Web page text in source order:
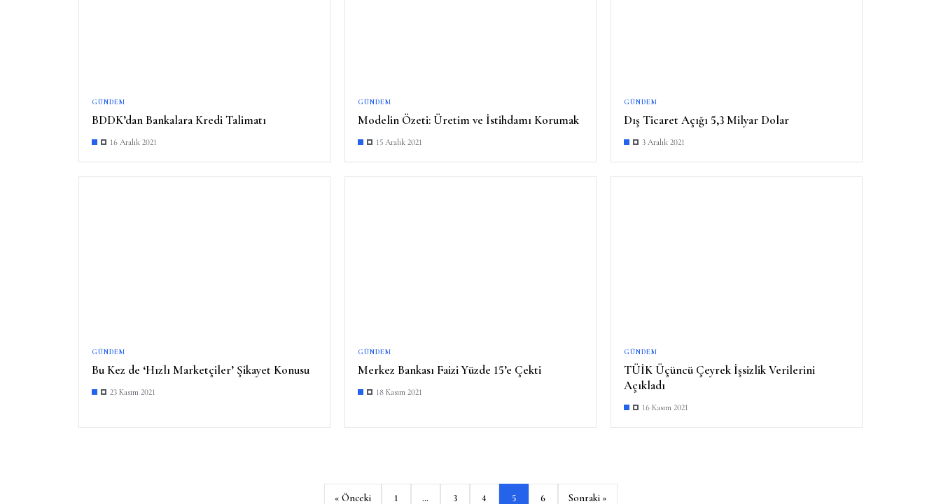
GÜNDEM
BDDK’dan Bankalara Kredi Talimatı
16 Aralık 2021
GÜNDEM
Modelin Özeti: Üretim ve İstihdamı Korumak
15 Aralık 2021
GÜNDEM
Dış Ticaret Açığı 5,3 Milyar Dolar
3 Aralık 2021
GÜNDEM
Bu Kez de ‘Hızlı Marketçiler’ Şikayet Konusu
23 Kasım 2021
GÜNDEM
Merkez Bankası Faizi Yüzde 15’e Çekti
18 Kasım 2021
GÜNDEM
TÜİK Üçüncü Çeyrek İşsizlik Verilerini
Açıkladı
16 Kasım 2021
« Önceki 1 … 3 4 5 6 Sonraki »